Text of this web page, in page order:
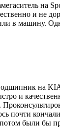
на
и не
в машину.
на
и
почти
были бы